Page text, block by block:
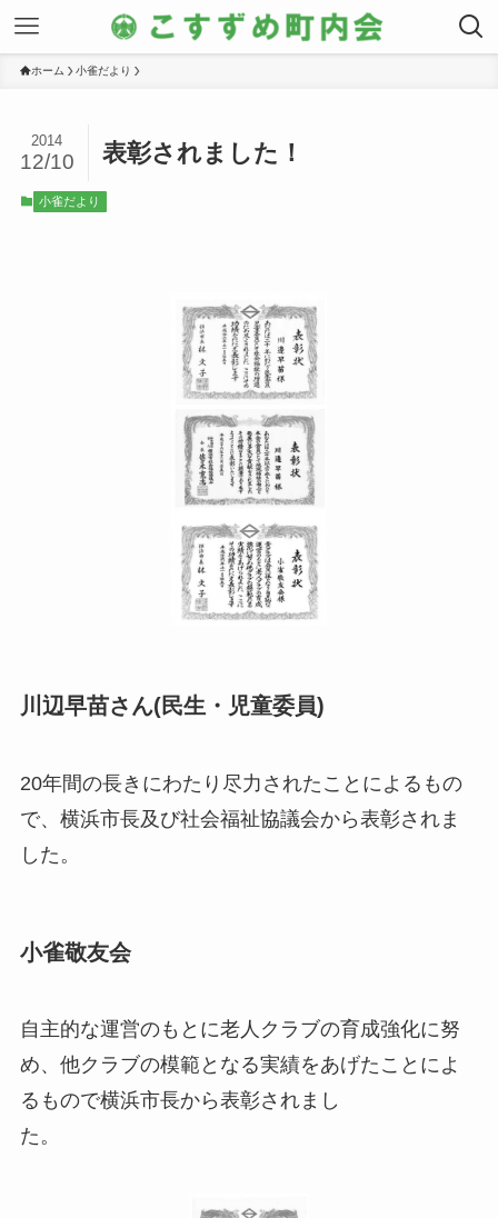
ホーム 小雀だより
表彰されました！
2014
12/10
小雀だより
川辺早苗さん(民生・児童委員)
20年間の長きにわたり尽力されたことによるもの
で、横浜市長及び社会福祉協議会から表彰されま
した。
小雀敬友会
自主的な運営のもとに老人クラブの育成強化に努
め、他クラブの模範となる実績をあげたことによ
るもので横浜市長から表彰されまし
た。